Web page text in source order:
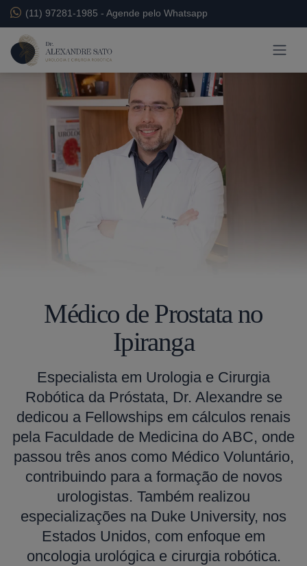
(11) 97281-1985 - Agende pelo Whatsapp
Médico de Prostata no
Ipiranga
Especialista em Urologia e Cirurgia
Robótica da Próstata, Dr. Alexandre se
dedicou a Fellowships em cálculos renais
pela Faculdade de Medicina do ABC, onde
passou três anos como Médico Voluntário,
contribuindo para a formação de novos
urologistas. Também realizou
especializações na Duke University, nos
Estados Unidos, com enfoque em
oncologia urológica e cirurgia robótica.